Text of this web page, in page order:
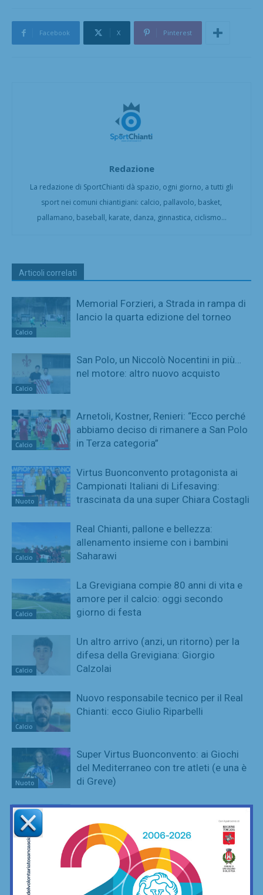
Facebook X Pinterest
Redazione
La redazione di SportChianti dà spazio, ogni giorno, a tutti gli
sport nei comuni chiantigiani: calcio, pallavolo, basket,
pallamano, baseball, karate, danza, ginnastica, ciclismo...
Articoli correlati
Calcio
Memorial Forzieri, a Strada in rampa di
lancio la quarta edizione del torneo
Calcio
San Polo, un Niccolò Nocentini in più…
nel motore: altro nuovo acquisto
Calcio
Arnetoli, Kostner, Renieri: “Ecco perché
abbiamo deciso di rimanere a San Polo
in Terza categoria”
Nuoto
Virtus Buonconvento protagonista ai
Campionati Italiani di Lifesaving:
trascinata da una super Chiara Costagli
Calcio
Real Chianti, pallone e bellezza:
allenamento insieme con i bambini
Saharawi
Calcio
La Grevigiana compie 80 anni di vita e
amore per il calcio: oggi secondo
giorno di festa
Calcio
Un altro arrivo (anzi, un ritorno) per la
difesa della Grevigiana: Giorgio
Calzolai
Calcio
Nuovo responsabile tecnico per il Real
Chianti: ecco Giulio Riparbelli
Nuoto
Super Virtus Buonconvento: ai Giochi
del Mediterraneo con tre atleti (e una è
di Greve)
Calcio
La Grevigiana festeggia 80 anni di
storia: serata imperdibile al “Franchi”
venerdì 17 luglio
Chianti Nord, gran colpo per l’attacco: i
biancoverdi si assicurano i gol del